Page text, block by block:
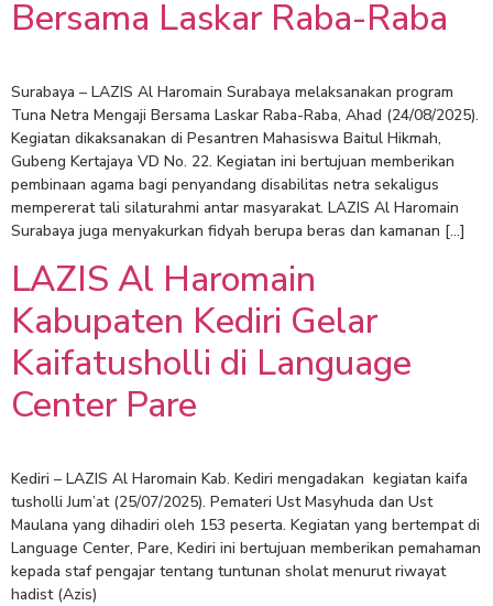
Bersama Laskar Raba-Raba
Surabaya – LAZIS Al Haromain Surabaya melaksanakan program
Tuna Netra Mengaji Bersama Laskar Raba-Raba, Ahad (24/08/2025).
Kegiatan dikaksanakan di Pesantren Mahasiswa Baitul Hikmah,
Gubeng Kertajaya VD No. 22. Kegiatan ini bertujuan memberikan
pembinaan agama bagi penyandang disabilitas netra sekaligus
mempererat tali silaturahmi antar masyarakat. LAZIS Al Haromain
Surabaya juga menyakurkan fidyah berupa beras dan kamanan […]
LAZIS Al Haromain
Kabupaten Kediri Gelar
Kaifatusholli di Language
Center Pare
Kediri – LAZIS Al Haromain Kab. Kediri mengadakan kegiatan kaifa
tusholli Jum’at (25/07/2025). Pemateri Ust Masyhuda dan Ust
Maulana yang dihadiri oleh 153 peserta. Kegiatan yang bertempat di
Language Center, Pare, Kediri ini bertujuan memberikan pemahaman
kepada staf pengajar tentang tuntunan sholat menurut riwayat
hadist (Azis)